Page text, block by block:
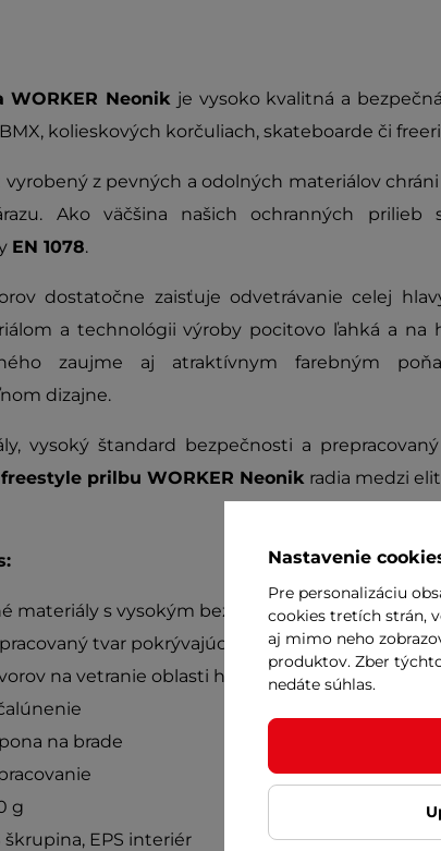
Neonik je vysoko kvalitná a
kolieskových korčuliach, skateboarde či
vyrobený z pevných a odolných materiálov
Ako väčšina našich ochranných prilieb
EN 1078.
dostatočne zaisťuje odvetrávanie celej
a technológii výroby pocitovo ľahká a na
zaujme aj atraktívnym farebným
dizajne.
vysoký štandard bezpečnosti a
freestyle prilbu WORKER Neonik radia medzi
materiály s vysokým bezpečnostným
tvar pokrývajúci aj oblasť spánkov
na vetranie oblasti hlavy
na brade
g
škrupina, EPS interiér
Nastavenie
Pre personalizáciu
cookies tretích strán,
aj mimo neho
produktov. Zber
nedáte súhlas.